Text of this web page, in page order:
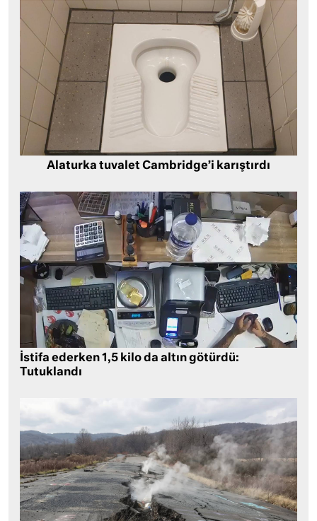
Alaturka tuvalet Cambridge’i karıştırdı
İstifa ederken 1,5 kilo da altın götürdü:
Tutuklandı